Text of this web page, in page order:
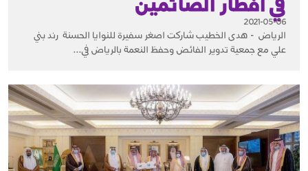
2021-05-06
الرياض - هدى الخطيب شاركت اصغر سفيرة للنوايا الحسنة رند بني
علي مع جمعية تدوير الفائض وحفظ النعمة بالرياض في...